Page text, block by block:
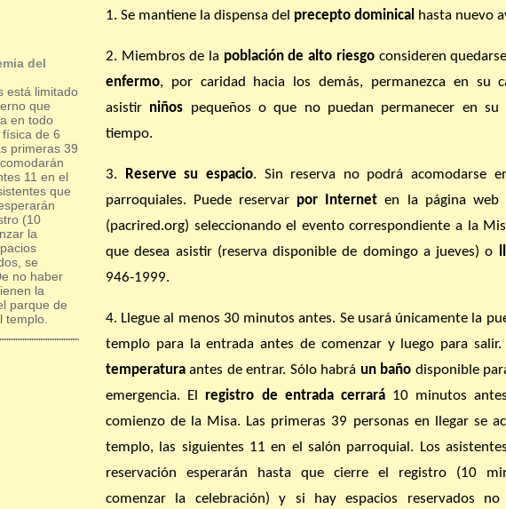
del
está limitado
que
en todo
de 6
primeras 39
11 en el
que
(10
la
se
no haber
la
parque de
templo.
1. Se mantiene la dispensa del precepto dominical hasta nuevo
2. Miembros de la población de alto riesgoconsideren
enfermo, por caridad hacia los demás, permanezca en su
asistir niños pequeños o que no puedan permanecer en su
tiempo.
3. Reserve su espacio. Sin reserva no podrá acomodarse
parroquiales. Puede reservar por Internet en la página web
(pacrired.org) seleccionando el evento correspondiente a la
que desea asistir (reserva disponible de domingo a jueves) o
946-1999.
4. Llegue al menos 30 minutos antes. Se usará únicamente la
templo para la entrada antes de comenzar y luego para
temperatura antes de entrar. Sólo habrá un baño disponible
emergencia. Elregistro de entrada cerrará10 minutos
comienzo de la Misa. Las primeras 39 personas en llegar se
templo, las siguientes 11 en el salón parroquial. Los
reservación esperarán hasta que cierre el registro (10
comenzar la celebración) y si hay espacios reservados no